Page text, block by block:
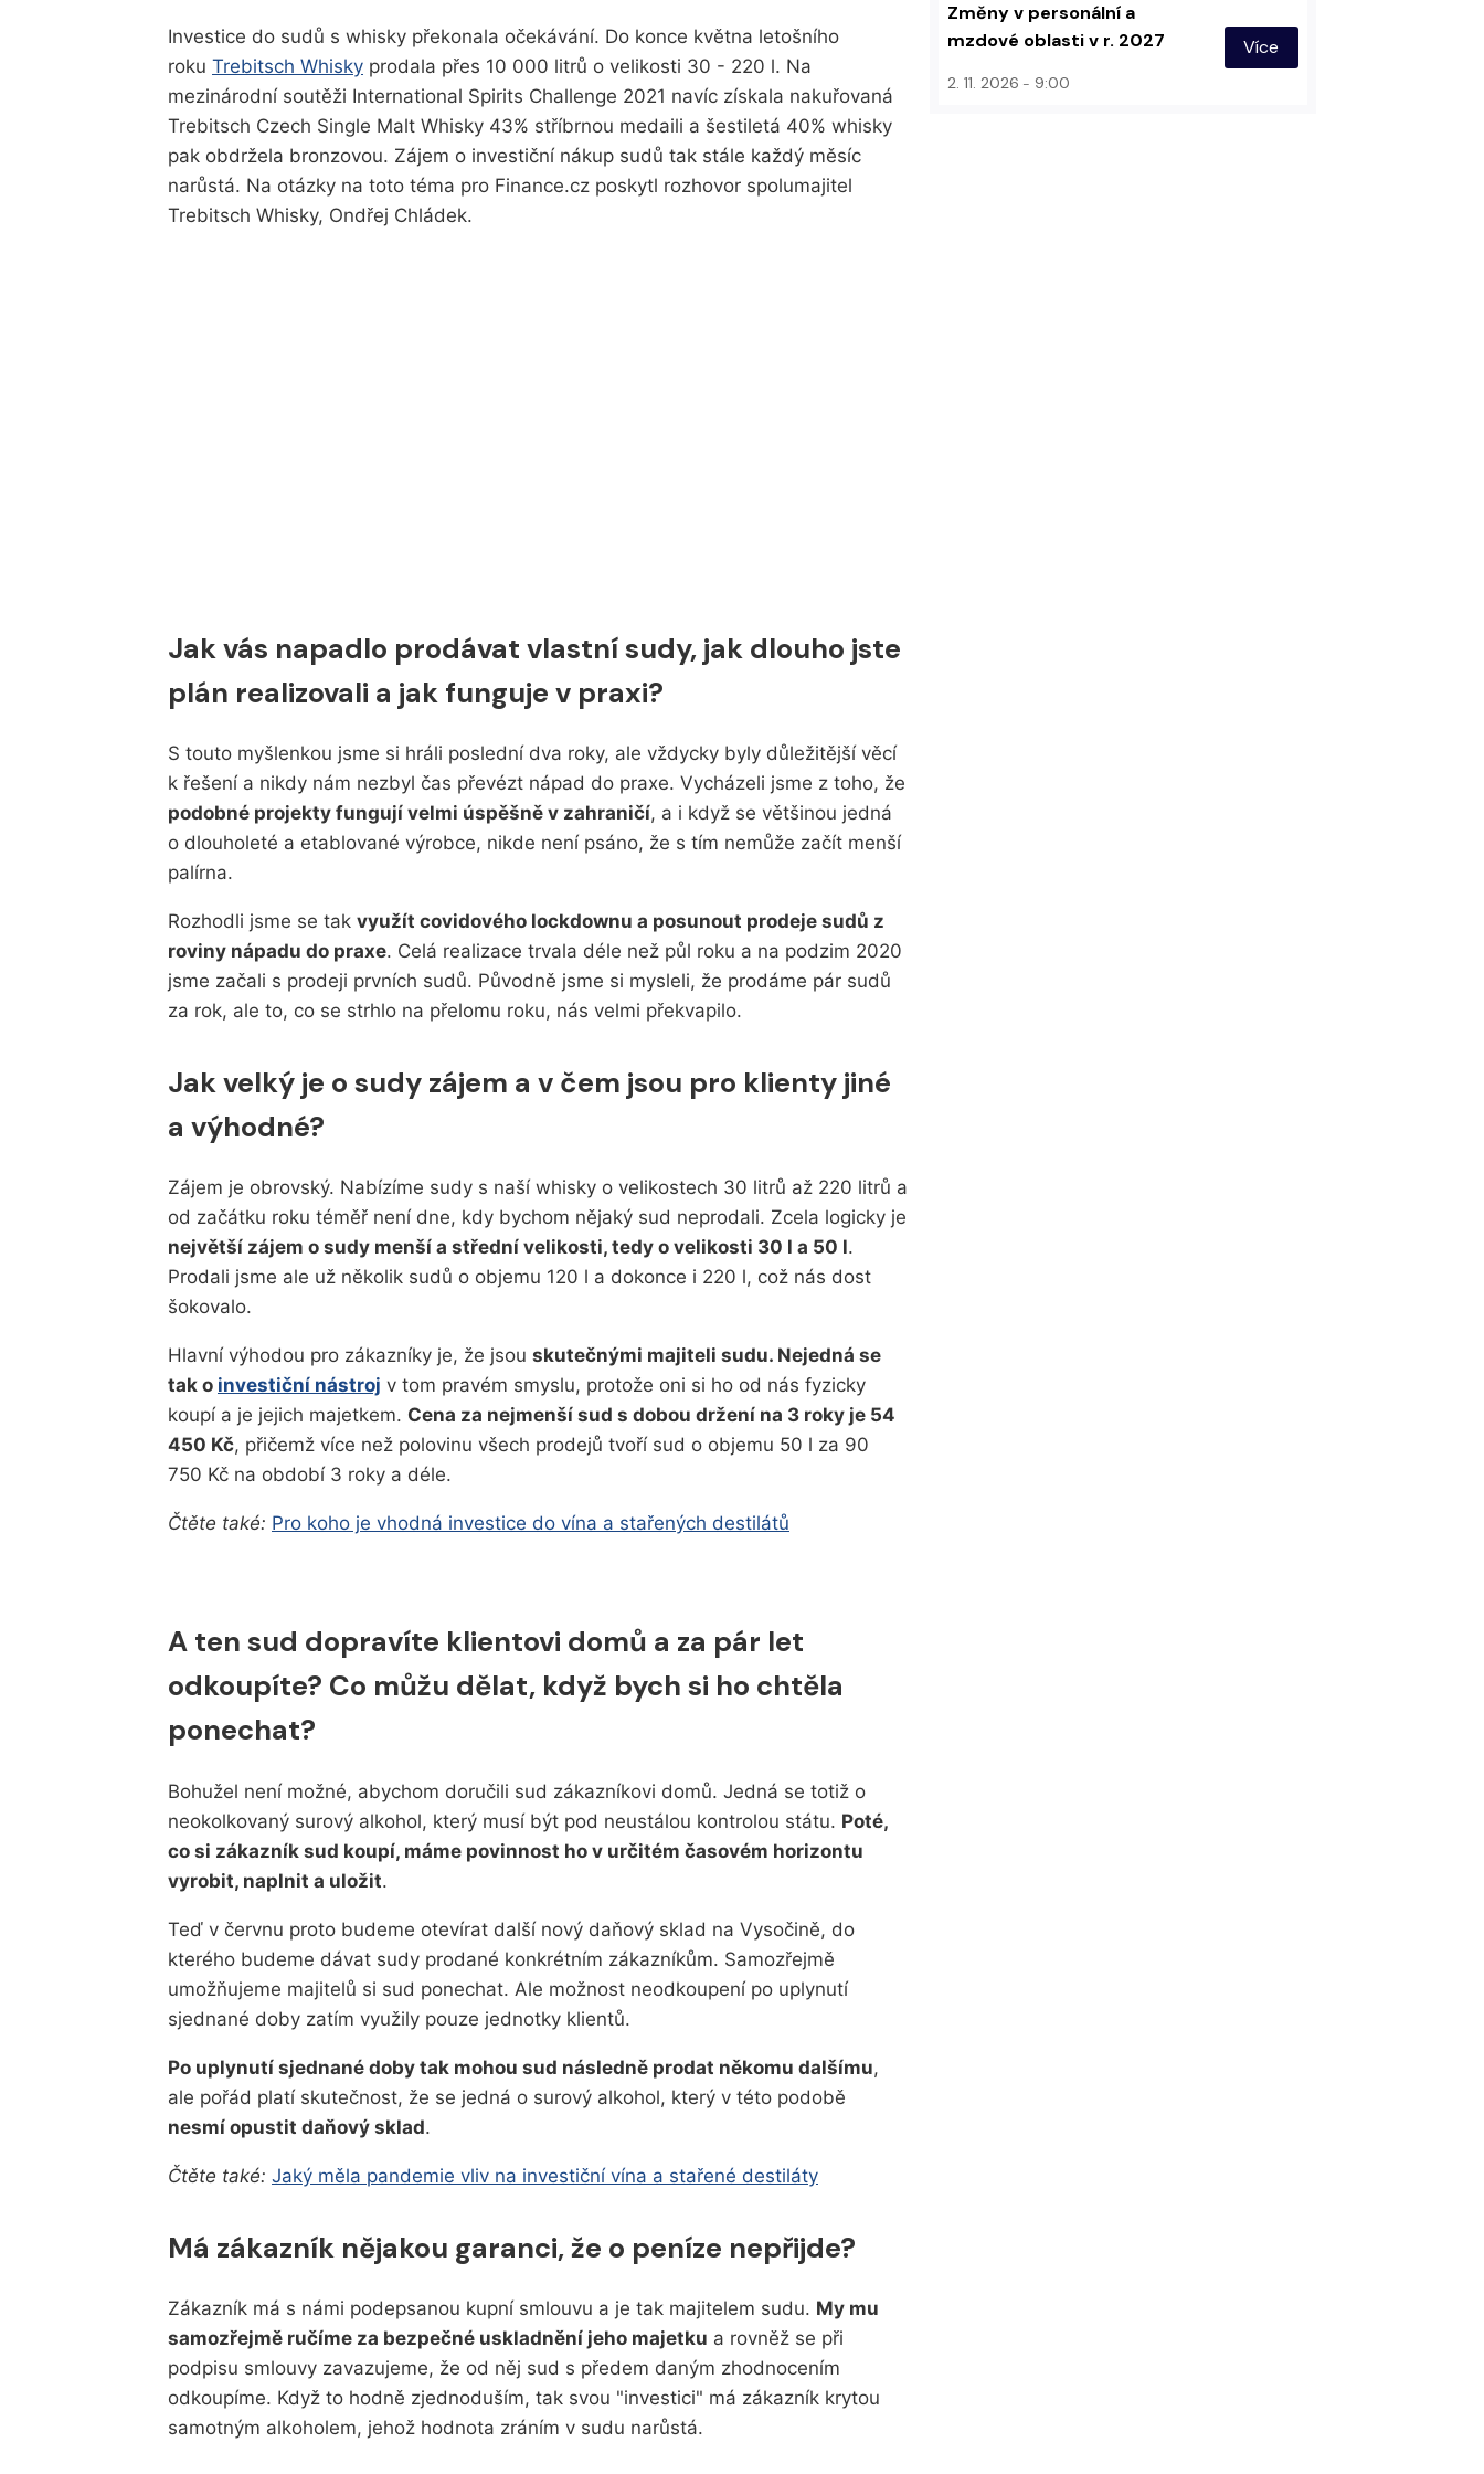
Investice do sudů s whisky překonala očekávání. Do konce května letošního
roku Trebitsch Whisky prodala přes 10 000 litrů o velikosti 30 - 220 l. Na
mezinárodní soutěži International Spirits Challenge 2021 navíc získala nakuřovaná
Trebitsch Czech Single Malt Whisky 43% stříbrnou medaili a šestiletá 40% whisky
pak obdržela bronzovou. Zájem o investiční nákup sudů tak stále každý měsíc
narůstá. Na otázky na toto téma pro Finance.cz poskytl rozhovor spolumajitel
Trebitsch Whisky, Ondřej Chládek.
Jak vás napadlo prodávat vlastní sudy, jak dlouho jste
plán realizovali a jak funguje v praxi?
S touto myšlenkou jsme si hráli poslední dva roky, ale vždycky byly důležitější věcí
k řešení a nikdy nám nezbyl čas převézt nápad do praxe. Vycházeli jsme z toho, že
podobné projekty fungují velmi úspěšně v zahraničí, a i když se většinou jedná
o dlouholeté a etablované výrobce, nikde není psáno, že s tím nemůže začít menší
palírna.
Rozhodli jsme se tak využít covidového lockdownu a posunout prodeje sudů z
roviny nápadu do praxe. Celá realizace trvala déle než půl roku a na podzim 2020
jsme začali s prodeji prvních sudů. Původně jsme si mysleli, že prodáme pár sudů
za rok, ale to, co se strhlo na přelomu roku, nás velmi překvapilo.
Jak velký je o sudy zájem a v čem jsou pro klienty jiné
a výhodné?
Zájem je obrovský. Nabízíme sudy s naší whisky o velikostech 30 litrů až 220 litrů a
od začátku roku téměř není dne, kdy bychom nějaký sud neprodali. Zcela logicky je
největší zájem o sudy menší a střední velikosti, tedy o velikosti 30 l a 50 l.
Prodali jsme ale už několik sudů o objemu 120 l a dokonce i 220 l, což nás dost
šokovalo.
Hlavní výhodou pro zákazníky je, že jsou skutečnými majiteli sudu. Nejedná se
tak o investiční nástroj v tom pravém smyslu, protože oni si ho od nás fyzicky
koupí a je jejich majetkem. Cena za nejmenší sud s dobou držení na 3 roky je 54
450 Kč, přičemž více než polovinu všech prodejů tvoří sud o objemu 50 l za 90
750 Kč na období 3 roky a déle.
Čtěte také: Pro koho je vhodná investice do vína a stařených destilátů
A ten sud dopravíte klientovi domů a za pár let
odkoupíte? Co můžu dělat, když bych si ho chtěla
ponechat?
Bohužel není možné, abychom doručili sud zákazníkovi domů. Jedná se totiž o
neokolkovaný surový alkohol, který musí být pod neustálou kontrolou státu. Poté,
co si zákazník sud koupí, máme povinnost ho v určitém časovém horizontu
vyrobit, naplnit a uložit.
Teď v červnu proto budeme otevírat další nový daňový sklad na Vysočině, do
kterého budeme dávat sudy prodané konkrétním zákazníkům. Samozřejmě
umožňujeme majitelů si sud ponechat. Ale možnost neodkoupení po uplynutí
sjednané doby zatím využily pouze jednotky klientů.
Po uplynutí sjednané doby tak mohou sud následně prodat někomu dalšímu,
ale pořád platí skutečnost, že se jedná o surový alkohol, který v této podobě
nesmí opustit daňový sklad.
Čtěte také: Jaký měla pandemie vliv na investiční vína a stařené destiláty
Má zákazník nějakou garanci, že o peníze nepřijde?
Zákazník má s námi podepsanou kupní smlouvu a je tak majitelem sudu. My mu
samozřejmě ručíme za bezpečné uskladnění jeho majetku a rovněž se při
podpisu smlouvy zavazujeme, že od něj sud s předem daným zhodnocením
odkoupíme. Když to hodně zjednoduším, tak svou "investici" má zákazník krytou
samotným alkoholem, jehož hodnota zráním v sudu narůstá.
Změny v personální a
mzdové oblasti v r. 2027
2. 11. 2026 9:00
Více